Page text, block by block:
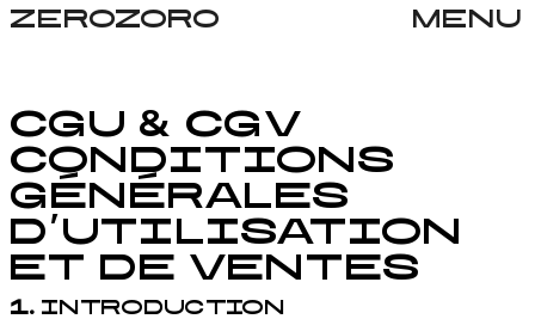
ZEROZORO MENU
CGU & CGV
Conditions
générales
d’utilisation
et de ventes
1. Introduction